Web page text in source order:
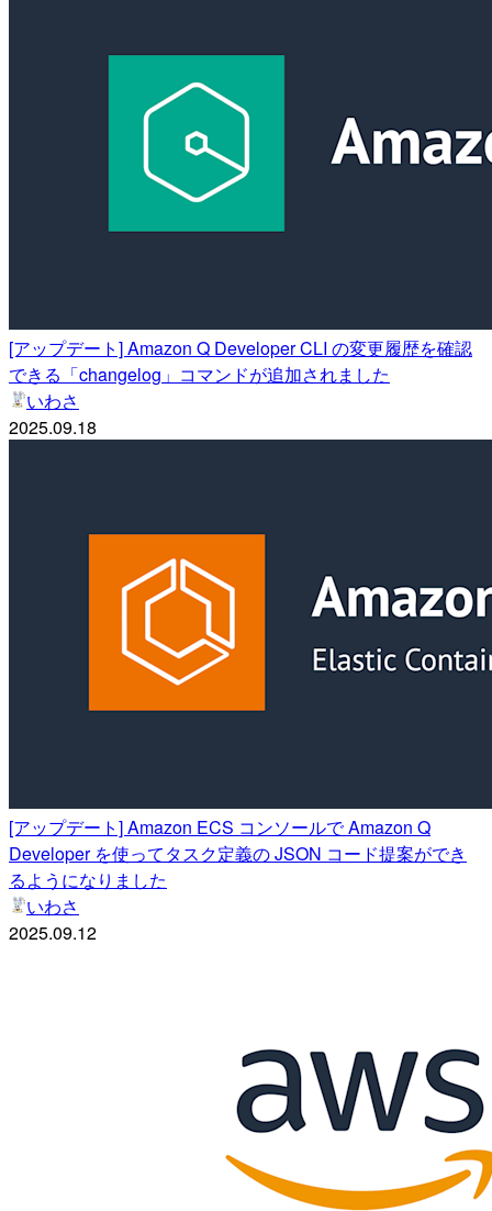
[アップデート] Amazon Q Developer CLI の変更履歴を確認
できる「changelog」コマンドが追加されました
いわさ
2025.09.18
[アップデート] Amazon ECS コンソールで Amazon Q
Developer を使ってタスク定義の JSON コード提案ができ
るようになりました
いわさ
2025.09.12